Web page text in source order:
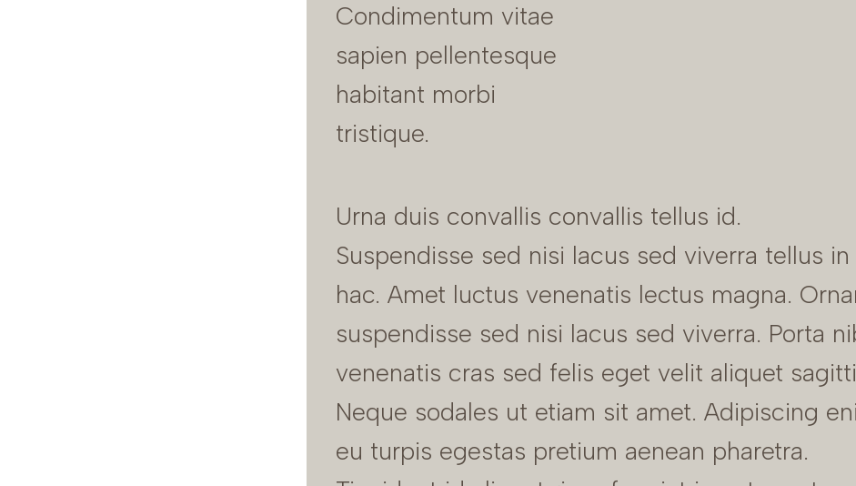
Condimentum vitae
sapien pellentesque
habitant morbi
tristique.
Urna duis convallis convallis tellus id.
Suspendisse sed nisi lacus sed viverra tellus in
hac. Amet luctus venenatis lectus magna.
suspendisse sed nisi lacus sed viverra. Porta
venenatis cras sed felis eget velit aliquet
Neque sodales ut etiam sit amet. Adipiscing
eu turpis egestas pretium aenean pharetra.